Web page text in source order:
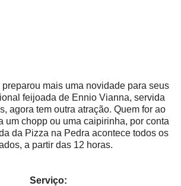
mais uma novidade para seus
feijoada de Ennio Vianna, servida
agora tem outra atração. Quem for ao
um chopp ou uma caipirinha, por conta
da Pizza na Pedra acontece todos os
a partir das 12 horas.
Serviço: